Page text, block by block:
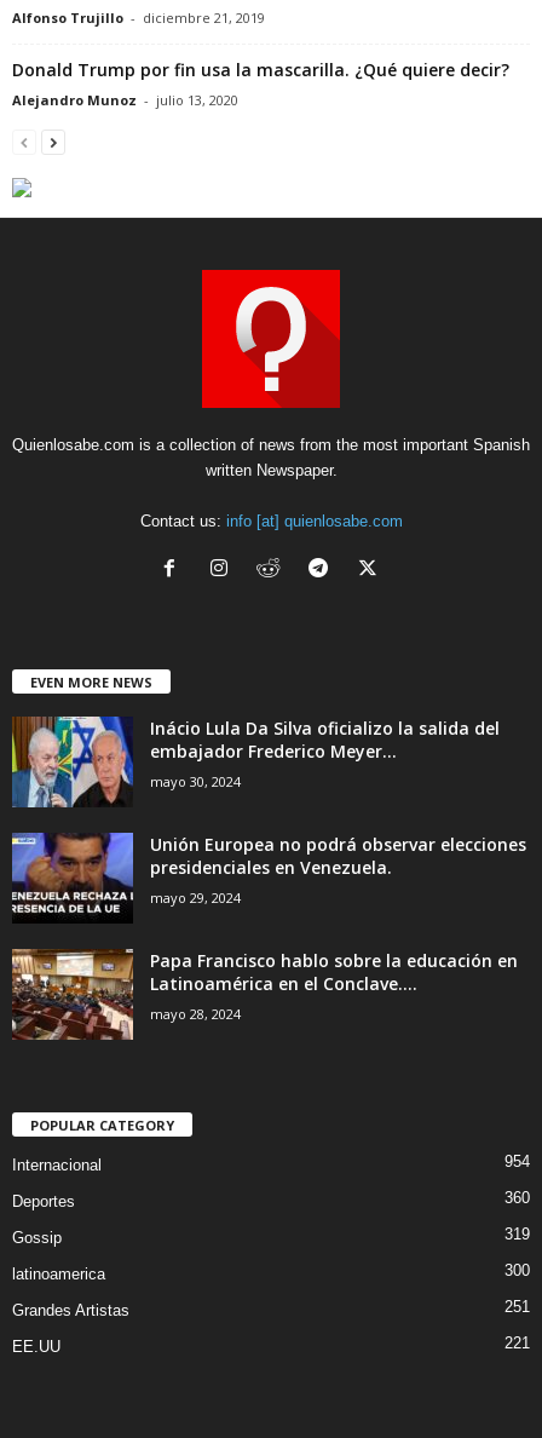
Alfonso Trujillo - diciembre 21, 2019
Donald Trump por fin usa la mascarilla. ¿Qué quiere decir?
Alejandro Munoz - julio 13, 2020
Quienlosabe.com is a collection of news from the most important Spanish
written Newspaper.
Contact us: info [at] quienlosabe.com
EVEN MORE NEWS
Inácio Lula Da Silva oficializo la salida del
embajador Frederico Meyer...
mayo 30, 2024
Unión Europea no podrá observar elecciones
presidenciales en Venezuela.
mayo 29, 2024
Papa Francisco hablo sobre la educación en
Latinoamérica en el Conclave....
mayo 28, 2024
POPULAR CATEGORY
Internacional 954
Deportes 360
Gossip 319
latinoamerica 300
Grandes Artistas 251
EE.UU 221